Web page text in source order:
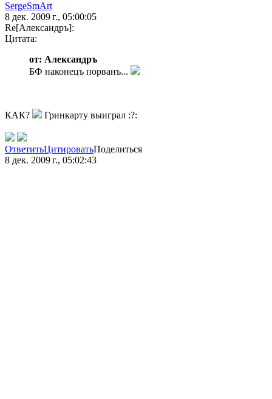
SergeSmArt
8 дек. 2009 г., 05:00:05
Re[Александръ]:
Цитата:
от: Александръ
БФ наконецъ порванъ...
КАК? Гринкарту выиграл :?:
ОтветитьЦитироватьПоделиться
8 дек. 2009 г., 05:02:43